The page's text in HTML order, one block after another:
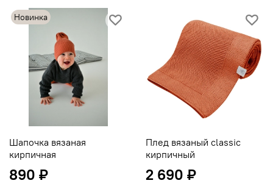
Новинка
Шапочка вязаная
кирпичная
890 ₽
Плед вязаный classic
кирпичный
2 690 ₽